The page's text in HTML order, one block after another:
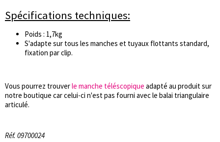
Spécifications techniques:
Poids : 1,7kg
S'adapte sur tous les manches et tuyaux flottants standard,
fixation par clip.
Vous pourrez trouverle manche téléscopique adapté au produit sur
notre boutique car celui-ci n'est pas fourni avec le balai triangulaire
articulé.
Réf. 09700024